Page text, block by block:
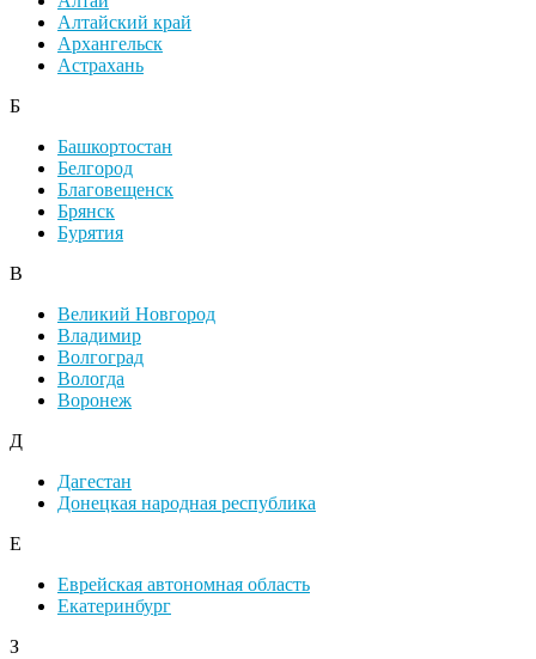
Алтайский край
Архангельск
Астрахань
Б
Башкортостан
Белгород
Благовещенск
Брянск
Бурятия
В
Великий Новгород
Владимир
Волгоград
Вологда
Воронеж
Д
Дагестан
Донецкая народная республика
Е
Еврейская автономная область
Екатеринбург
З